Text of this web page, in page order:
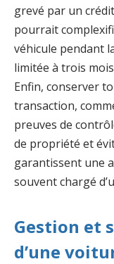
grevé par un
pourrait
véhicule pendant
limitée à trois
Enfin, conserver
transaction,
preuves de
de propriété et
garantissent une
souvent chargé
Gestion et
d’une